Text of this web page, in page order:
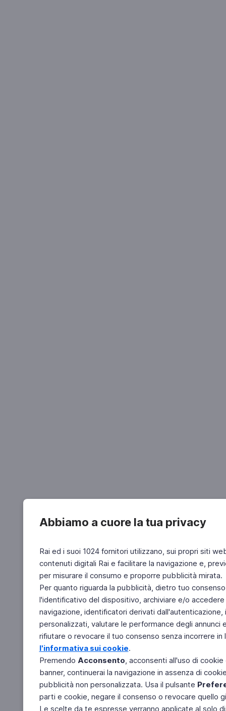
Abbiamo a cuore la tua privacy
Rai ed i suoi 1024 fornitori utilizzano, sui propri siti
contenuti digitali Rai e facilitare la navigazione e,
per misurare il consumo e proporre pubblicità mirata.
Per quanto riguarda la pubblicità, dietro tuo
l'identificativo del dispositivo, archiviare e/o
navigazione, identificatori derivati
personalizzati, valutare le performance degli
rifiutare o revocare il tuo consenso senza incorrere
l'informativa sui cookie.
Premendo Acconsento, acconsenti all'uso di
banner, continuerai la navigazione in assenza di
pubblicità non personalizzata. Usa il pulsante
parti e cookie, negare il consenso o revocare quello
Le scelte da te espresse verranno applicate al solo